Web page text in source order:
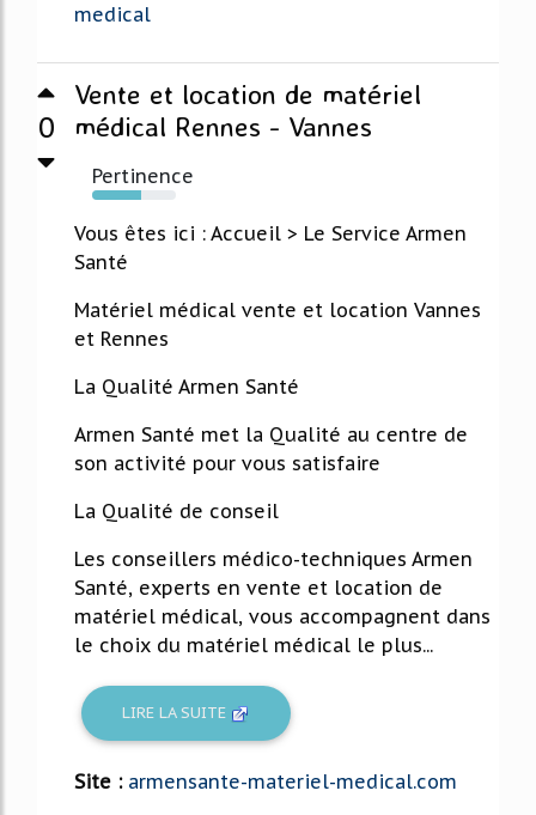
medical
0
Vente et location de matériel
médical Rennes - Vannes
Pertinence
58%
Vous êtes ici : Accueil > Le Service Armen
Santé
Matériel médical vente et location Vannes
et Rennes
La Qualité Armen Santé
Armen Santé met la Qualité au centre de
son activité pour vous satisfaire
La Qualité de conseil
Les conseillers médico-techniques Armen
Santé, experts en vente et location de
matériel médical, vous accompagnent dans
le choix du matériel médical le plus...
LIRE LA SUITE
Site : armensante-materiel-medical.com